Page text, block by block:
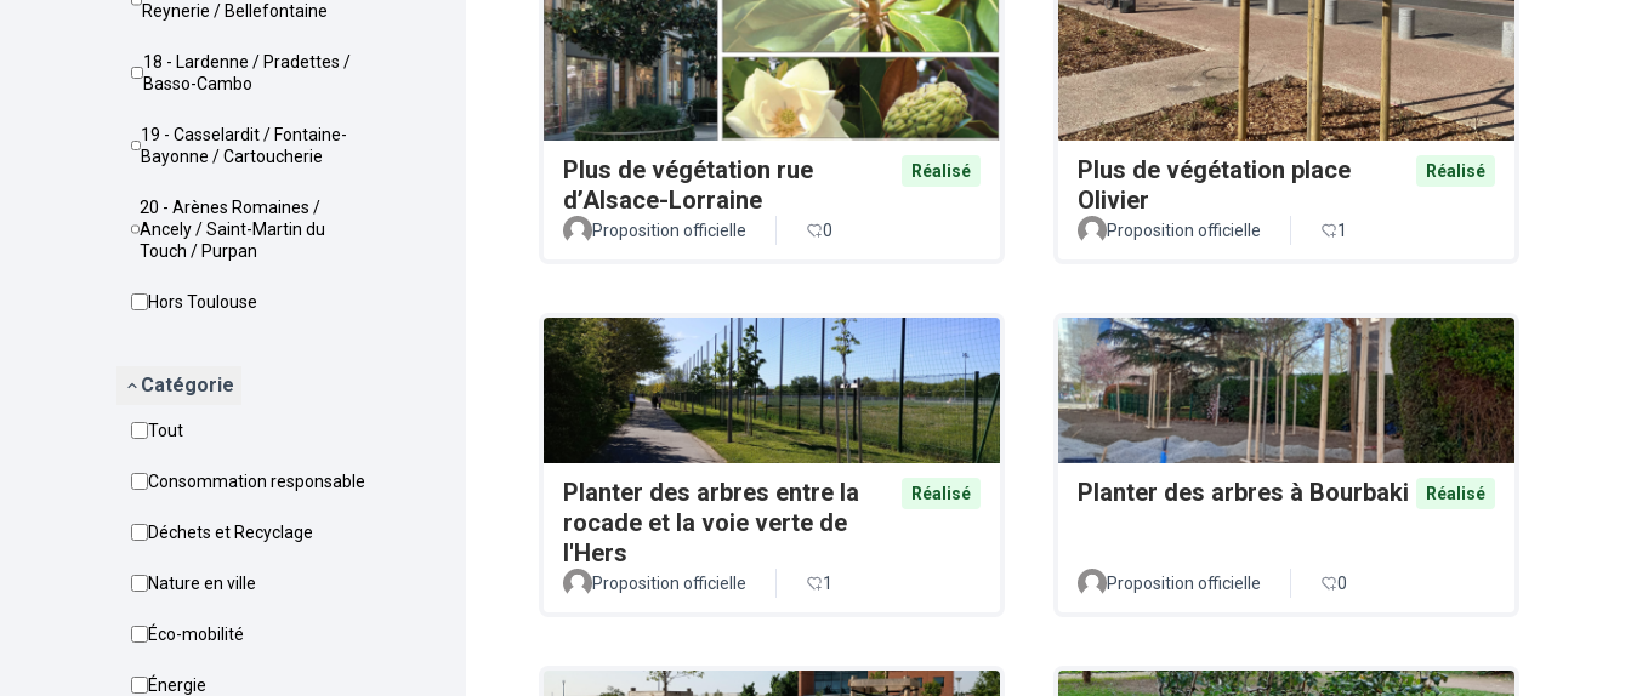
Reynerie / Bellefontaine
18 - Lardenne / Pradettes /
Basso-Cambo
19 - Casselardit / Fontaine-
Bayonne / Cartoucherie
20 - Arènes Romaines /
Ancely / Saint-Martin du
Touch / Purpan
Hors Toulouse
Catégorie
Tout
Consommation responsable
Déchets et Recyclage
Nature en ville
Éco-mobilité
Énergie
Plus de végétation rue
d’Alsace-Lorraine
Réalisé
Proposition officielle 0
Plus de végétation place
Olivier
Réalisé
Proposition officielle 1
Planter des arbres entre la
rocade et la voie verte de
l'Hers
Réalisé
Proposition officielle 1
Planter des arbres à Bourbaki Réalisé
Proposition officielle 0